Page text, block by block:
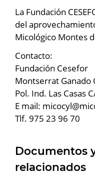
La Fundación
del
Micológico Montes
Contacto:
Fundación Cesefor
Montserrat Ganado
Pol. Ind. Las Casas
E mail:
Tlf. 975 23 96 70
Documentos
relacionados